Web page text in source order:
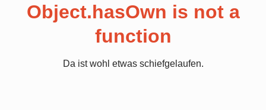
Object.hasOwn is not a
function
Da ist wohl etwas schiefgelaufen.